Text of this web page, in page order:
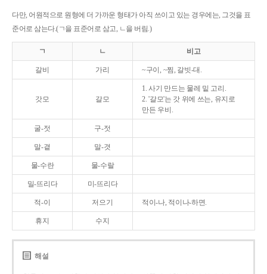
다만, 어원적으로 원형에 더 가까운 형태가 아직 쓰이고 있는 경우에는, 그것을 표
준어로 삼는다.(ㄱ을 표준어로 삼고, ㄴ을 버림.)
ㄱ ㄴ 비고
갈비 가리 ~구이, ~찜, 갈빗-대.
갓모 갈모
1. 사기 만드는 물레 밑 고리.
2. '갈모'는 갓 위에 쓰는, 유지로
만든 우비.
굴-젓 구-젓
말-곁 말-겻
물-수란 물-수랄
밀-뜨리다 미-뜨리다
적-이 저으기 적이-나, 적이나-하면.
휴지 수지
해설